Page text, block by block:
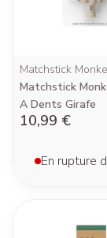
Matchstick
Matchstick
A Dents Girafe
10,99 €
En rupture